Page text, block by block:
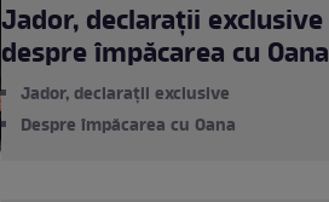
Jador, declarații exclusive
despre împăcarea cu Oana
Jador, declarații exclusive
Despre împăcarea cu Oana